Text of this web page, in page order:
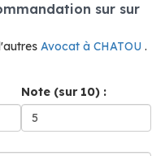
sur sur
Avocat à CHATOU .
Note (sur 10) :